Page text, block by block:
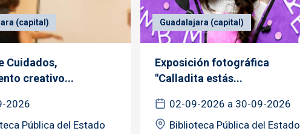
(capital)
Cuidados,
creativo...
2026
Pública del Estado
Guadalajara (capital)
Exposición fotográfica
"Calladita estás...
02-09-2026 a 30-09-2026
Biblioteca Pública del Estado